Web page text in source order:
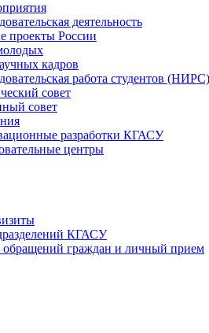
деятельность
проекты России
кадров
работа студентов (НИРС)
совет
совет
разработки КГАСУ
центры
КГАСУ
обращений граждан и личный прием